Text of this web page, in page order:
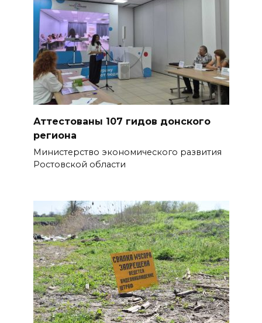
07 августа 2026 17:03
Бетон и влага: эксперт ЮФУ
объяснил, почему
ростовчанам тяжело
переносить жару
Аттестованы 107 гидов донского
региона
Министерство экономического развития
Ростовской области